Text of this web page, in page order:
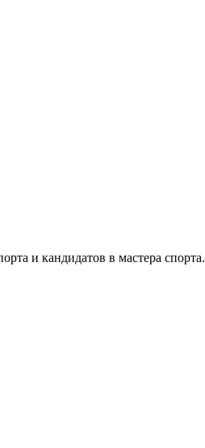
и кандидатов в мастера спорта.